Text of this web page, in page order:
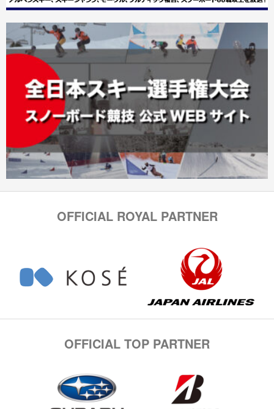
OFFICIAL ROYAL PARTNER
OFFICIAL TOP PARTNER